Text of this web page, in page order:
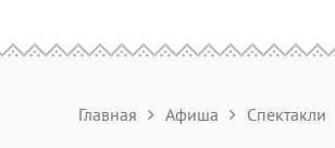
Главная Афиша Спектакли